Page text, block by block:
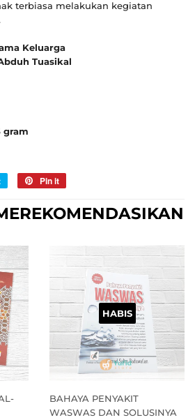
terbiasa melakukan kegiatan
Keluarga
Tuasikal
gram
Tweet
Twitter
Pin it
Pinterest
HABIS
BAHAYA PENYAKIT
WASWAS DAN SOLUSINYA